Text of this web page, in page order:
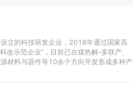
立的科技研发企业，2018年通过国家高
改示范企业”，目前已在煤热解-多联产、
材料与器件等10余个方向开发形成多种产